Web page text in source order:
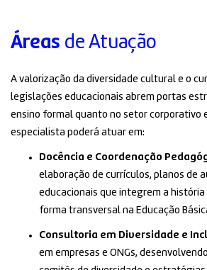
Áreas de Atuação
A valorização da diversidade cultural e o
legislações educacionais abrem portas
ensino formal quanto no setor corporativo
especialista poderá atuar em:
Docência e Coordenação
elaboração de currículos, planos de
educacionais que integrem a
forma transversal na Educação
Consultoria em Diversidade e
em empresas e ONGs,